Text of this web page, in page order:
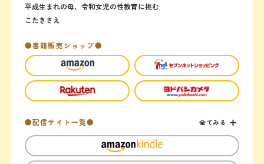
平成生まれの母、令和女児の性教育に挑む
こたきさえ
●書籍販売ショップ●
●配信サイト一覧● 全てみる